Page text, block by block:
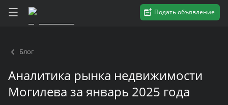
Подать объявление
Блог
Аналитика рынка недвижимости
Могилева за январь 2025 года